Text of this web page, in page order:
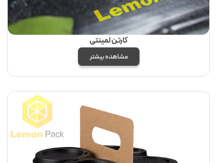
کارتن لمینتی
مشاهده بیشتر